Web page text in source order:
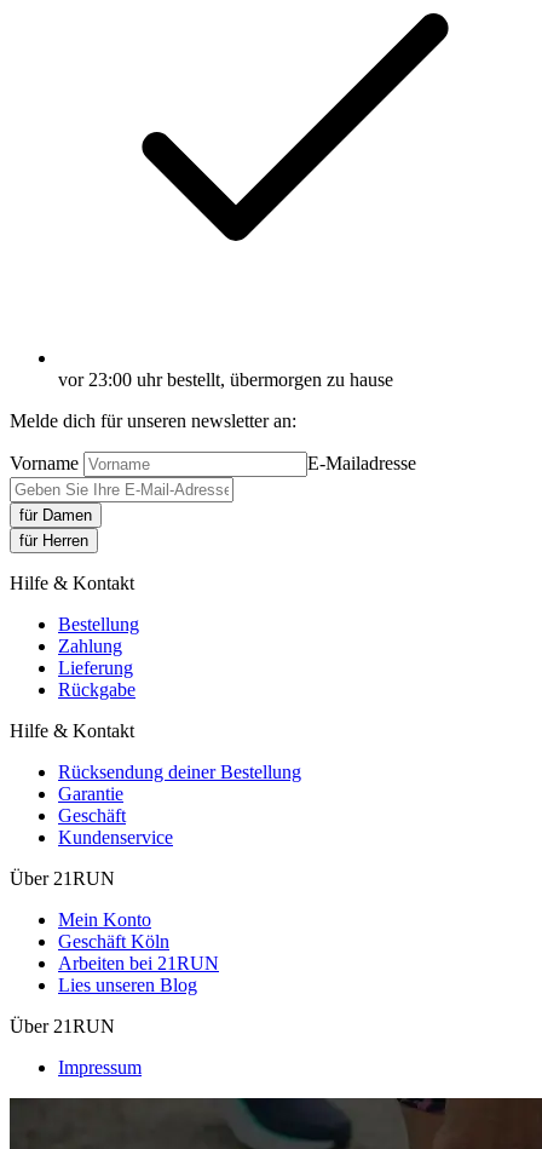
vor 23:00 uhr bestellt, übermorgen zu hause
Melde dich für unseren newsletter an:
Vorname E-Mailadresse
für Damen
für Herren
Hilfe & Kontakt
Bestellung
Zahlung
Lieferung
Rückgabe
Hilfe & Kontakt
Rücksendung deiner Bestellung
Garantie
Geschäft
Kundenservice
Über 21RUN
Mein Konto
Geschäft Köln
Arbeiten bei 21RUN
Lies unseren Blog
Über 21RUN
Impressum